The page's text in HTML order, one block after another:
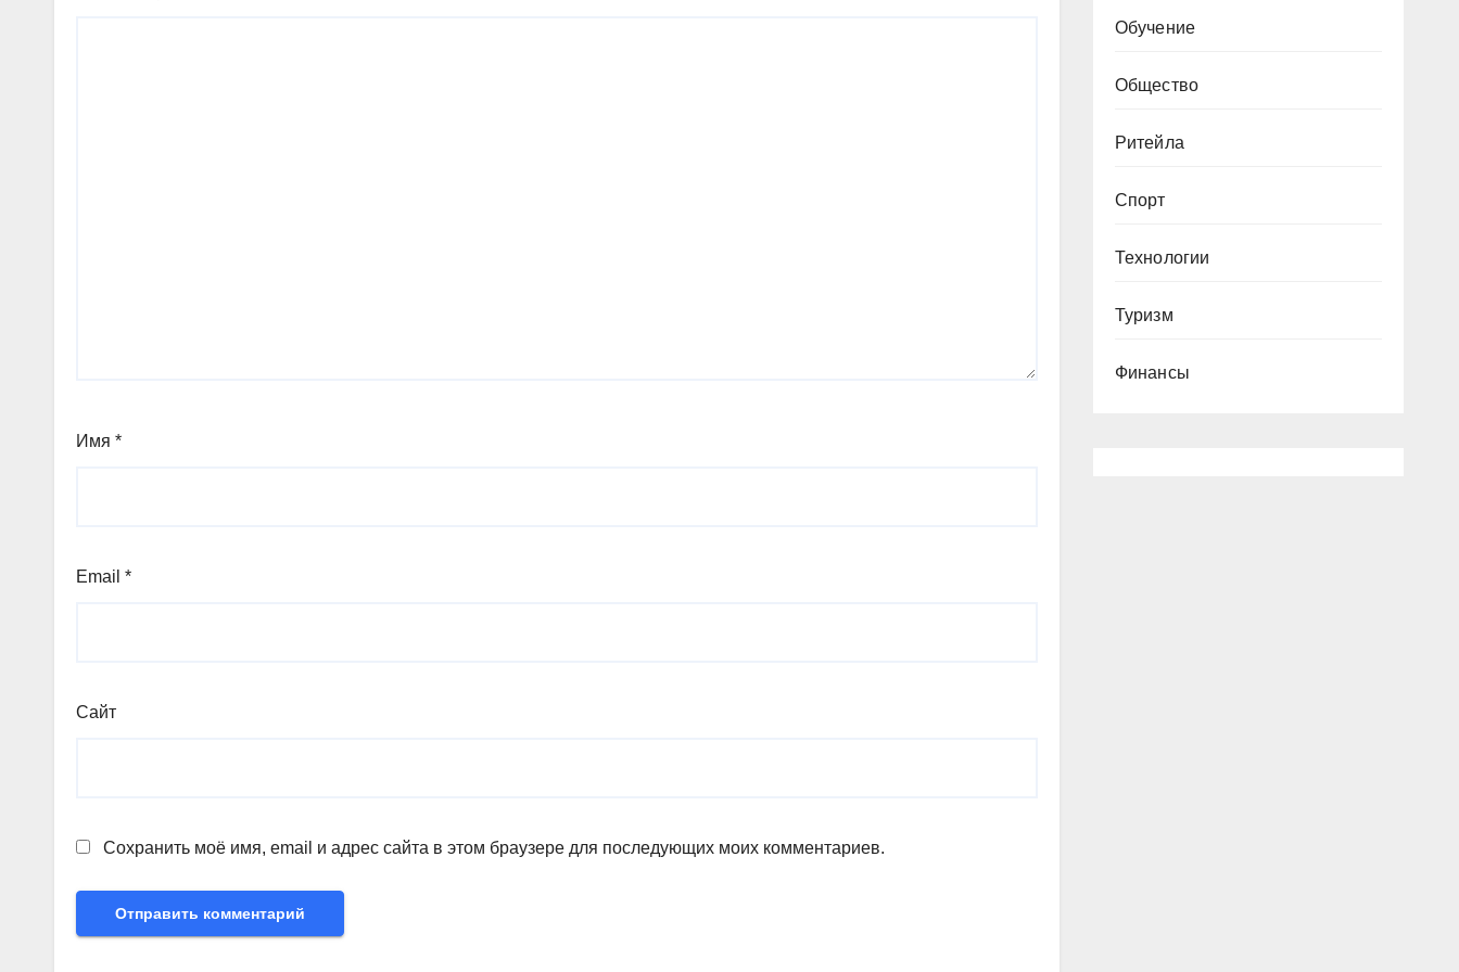
Имя *
Email *
Сайт
Сохранить моё имя, email и адрес сайта в этом браузере для последующих моих комментариев.
Обучение
Общество
Ритейла
Спорт
Технологии
Туризм
Финансы